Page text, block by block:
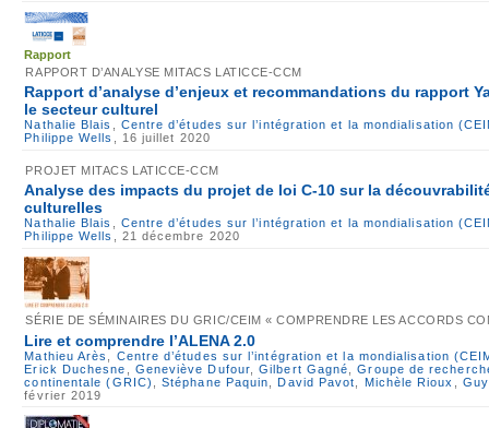
Rapport
RAPPORT D’ANALYSE MITACS LATICCE-CCM
Rapport d’analyse d’enjeux et recommandations du rapport
le secteur culturel
Nathalie Blais
Centre d’études sur l’intégration et la mondialisation
Philippe Wells
, 16 juillet 2020
PROJET MITACS LATICCE-CCM
Analyse des impacts du projet de loi C-10 sur la
culturelles
Nathalie Blais
Centre d’études sur l’intégration et la mondialisation
Philippe Wells
, 21 décembre 2020
SÉRIE DE SÉMINAIRES DU GRIC/CEIM « COMPRENDRE LES ACCORDS
Lire et comprendre l’ALENA 2.0
Mathieu Arès
Centre d’études sur l’intégration et la mondialisation
Erick Duchesne
Geneviève Dufour,Gilbert Gagné ,Groupe de
continentale (GRIC)
,Stéphane Paquin ,David Pavot Michèle Rioux
février 2019